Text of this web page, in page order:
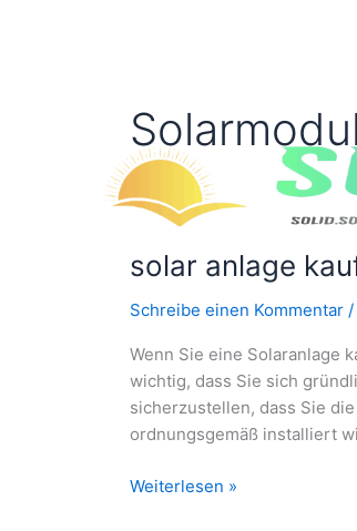
solar anlage
Schreibe einen Kommentar /
Wenn Sie eine Solaranlage
wichtig, dass Sie sich
sicherzustellen, dass Sie
ordnungsgemäß installiert
solar
Weiterlesen »